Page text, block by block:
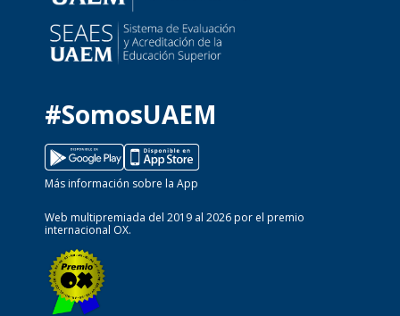
#SomosUAEM
Más información sobre la App
Web multipremiada del 2019 al 2026 por el premio
internacional OX.